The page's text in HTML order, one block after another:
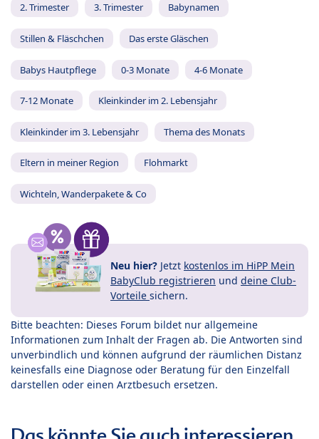
2. Trimester 3. Trimester Babynamen
Stillen & Fläschchen Das erste Gläschen
Babys Hautpflege 0-3 Monate 4-6 Monate
7-12 Monate Kleinkinder im 2. Lebensjahr
Kleinkinder im 3. Lebensjahr Thema des Monats
Eltern in meiner Region Flohmarkt
Wichteln, Wanderpakete & Co
Neu hier? Jetzt kostenlos im HiPP Mein
BabyClub registrieren und deine Club-
Vorteile sichern.
Bitte beachten: Dieses Forum bildet nur allgemeine
Informationen zum Inhalt der Fragen ab. Die Antworten sind
unverbindlich und können aufgrund der räumlichen Distanz
keinesfalls eine Diagnose oder Beratung für den Einzelfall
darstellen oder einen Arztbesuch ersetzen.